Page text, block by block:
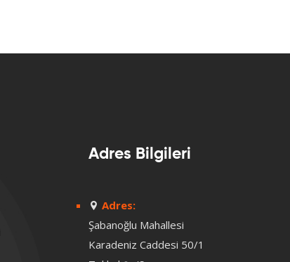
Adres Bilgileri
Adres:
Şabanoğlu Mahallesi
Karadeniz Caddesi 50/1